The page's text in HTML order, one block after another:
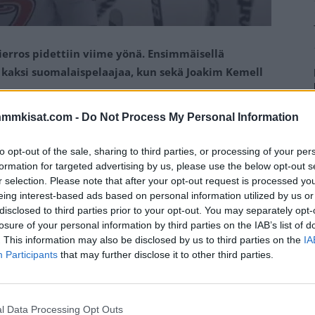
- Do Not Process My Personal Information
opt-out of the sale, sharing to third parties, or processing of your
for targeted advertising by us, please use the below opt-out
selection. Please note that after your opt-out request is processed
interest-based ads based on personal information utilized by us
to third parties prior to your opt-out. You may separately
of your personal information by third parties on the IAB’s list of
This information may also be disclosed by us to third parties on the
Participants that may further disclose it to other third parties.
Data Processing Opt Outs
pidettiin viime yönä. Ensimmäisellä
suomalaispelaajaa, kun sekä Joakim Kemell
hieman yllättäen TPS:n slovakialaishyökkääjä
pitkään ennakoissa kärjessä ollut Shane Wright
kertaa maan kiekkohistorian aikana
kun New Jersey Devils huusi lavalle
Cooley, joka suuntaa Arizona Coyotesiin.
katseet kohdistuivat kahteen nimeen.Joakim
mutta JYP-hyökkääjän varausta saatiin lopulta odottaa
Mainos: